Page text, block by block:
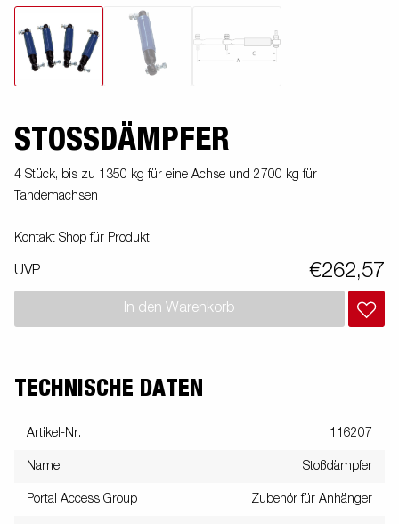
STOSSDÄMPFER
4 Stück, bis zu 1350 kg für eine Achse und 2700 kg für
Tandemachsen
Kontakt Shop für Produkt
UVP €262,57
In den Warenkorb
TECHNISCHE DATEN
Artikel-Nr. 116207
Name Stoßdämpfer
Portal Access Group Zubehör für Anhänger